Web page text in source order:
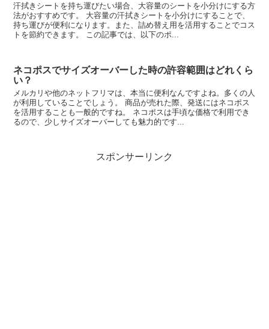
汗拭きシートを持ち運びたい場合、大容量のシートを小分けにする方
法がおすすめです。 大容量の汗拭きシートを小分けにすることで、
持ち運びが便利になります。また、詰め替え用を活用することでコス
トを節約できます。 この記事では、以下のポ...
ネコポスでサイズオーバーした時の許容範囲はどれくら
い？
メルカリや他のネットフリマは、本当に便利なんですよね。多くの人
が利用していることでしょう。 商品が売れた際、発送にはネコポス
を活用することも一般的ですね。 ネコポスは手頃な価格で利用でき
るので、少しサイズオーバーしても魅力的です...
スポンサーリンク